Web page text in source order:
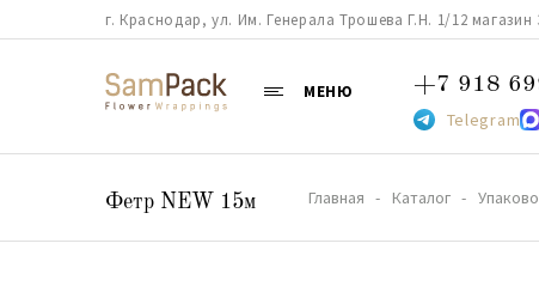
г. Краснодар, ул. Им. Генерала Трошева Г.Н. 1/12
МЕНЮ +7 918
Telegram
Фетр NEW 15м Главная Каталог